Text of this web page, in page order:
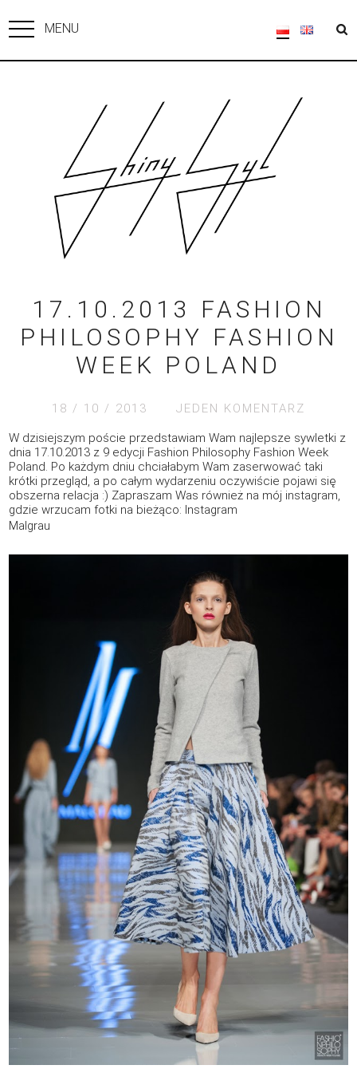
MENU
17.10.2013 FASHION
PHILOSOPHY FASHION
WEEK POLAND
18 / 10 / 2013 JEDEN KOMENTARZ
W dzisiejszym poście przedstawiam Wam najlepsze sywletki z
dnia 17.10.2013 z 9 edycji Fashion Philosophy Fashion Week
Poland. Po każdym dniu chciałabym Wam zaserwować taki
krótki przegląd, a po całym wydarzeniu oczywiście pojawi się
obszerna relacja :) Zapraszam Was również na mój instagram,
gdzie wrzucam fotki na bieżąco: Instagram
Malgrau